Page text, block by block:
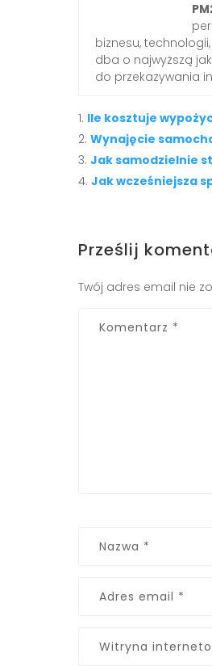
biznesu,
dba o najwyższą
do przekazywania
Ile kosztuje
Wynajęcie
Jak samodzielnie
Jak wcześniejsza
Prześlij
Twój adres email nie